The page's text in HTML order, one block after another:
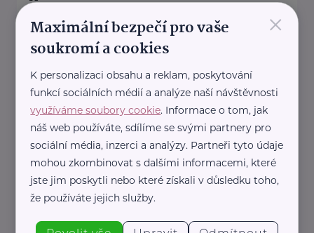
+420 800 214 214
info@dluhovaporadna.cz
HOST Home-Start
V.P.Čkalova 784/22 Praha 6
HOST Home-Start Česká
republika je nezisková
organizace, která již více než 20
let podporuje rodiny ...
×
Maximální bezpečí pro vaše
soukromí a cookies
K personalizaci obsahu a reklam, poskytování
funkcí sociálních médií a analýze naší návštěvnosti
využíváme soubory cookie. Informace o tom, jak
náš web používáte, sdílíme se svými partnery pro
sociální média, inzerci a analýzy. Partneři tyto údaje
mohou zkombinovat s dalšími informacemi, které
jste jim poskytli nebo které získali v důsledku toho,
že používáte jejich služby.